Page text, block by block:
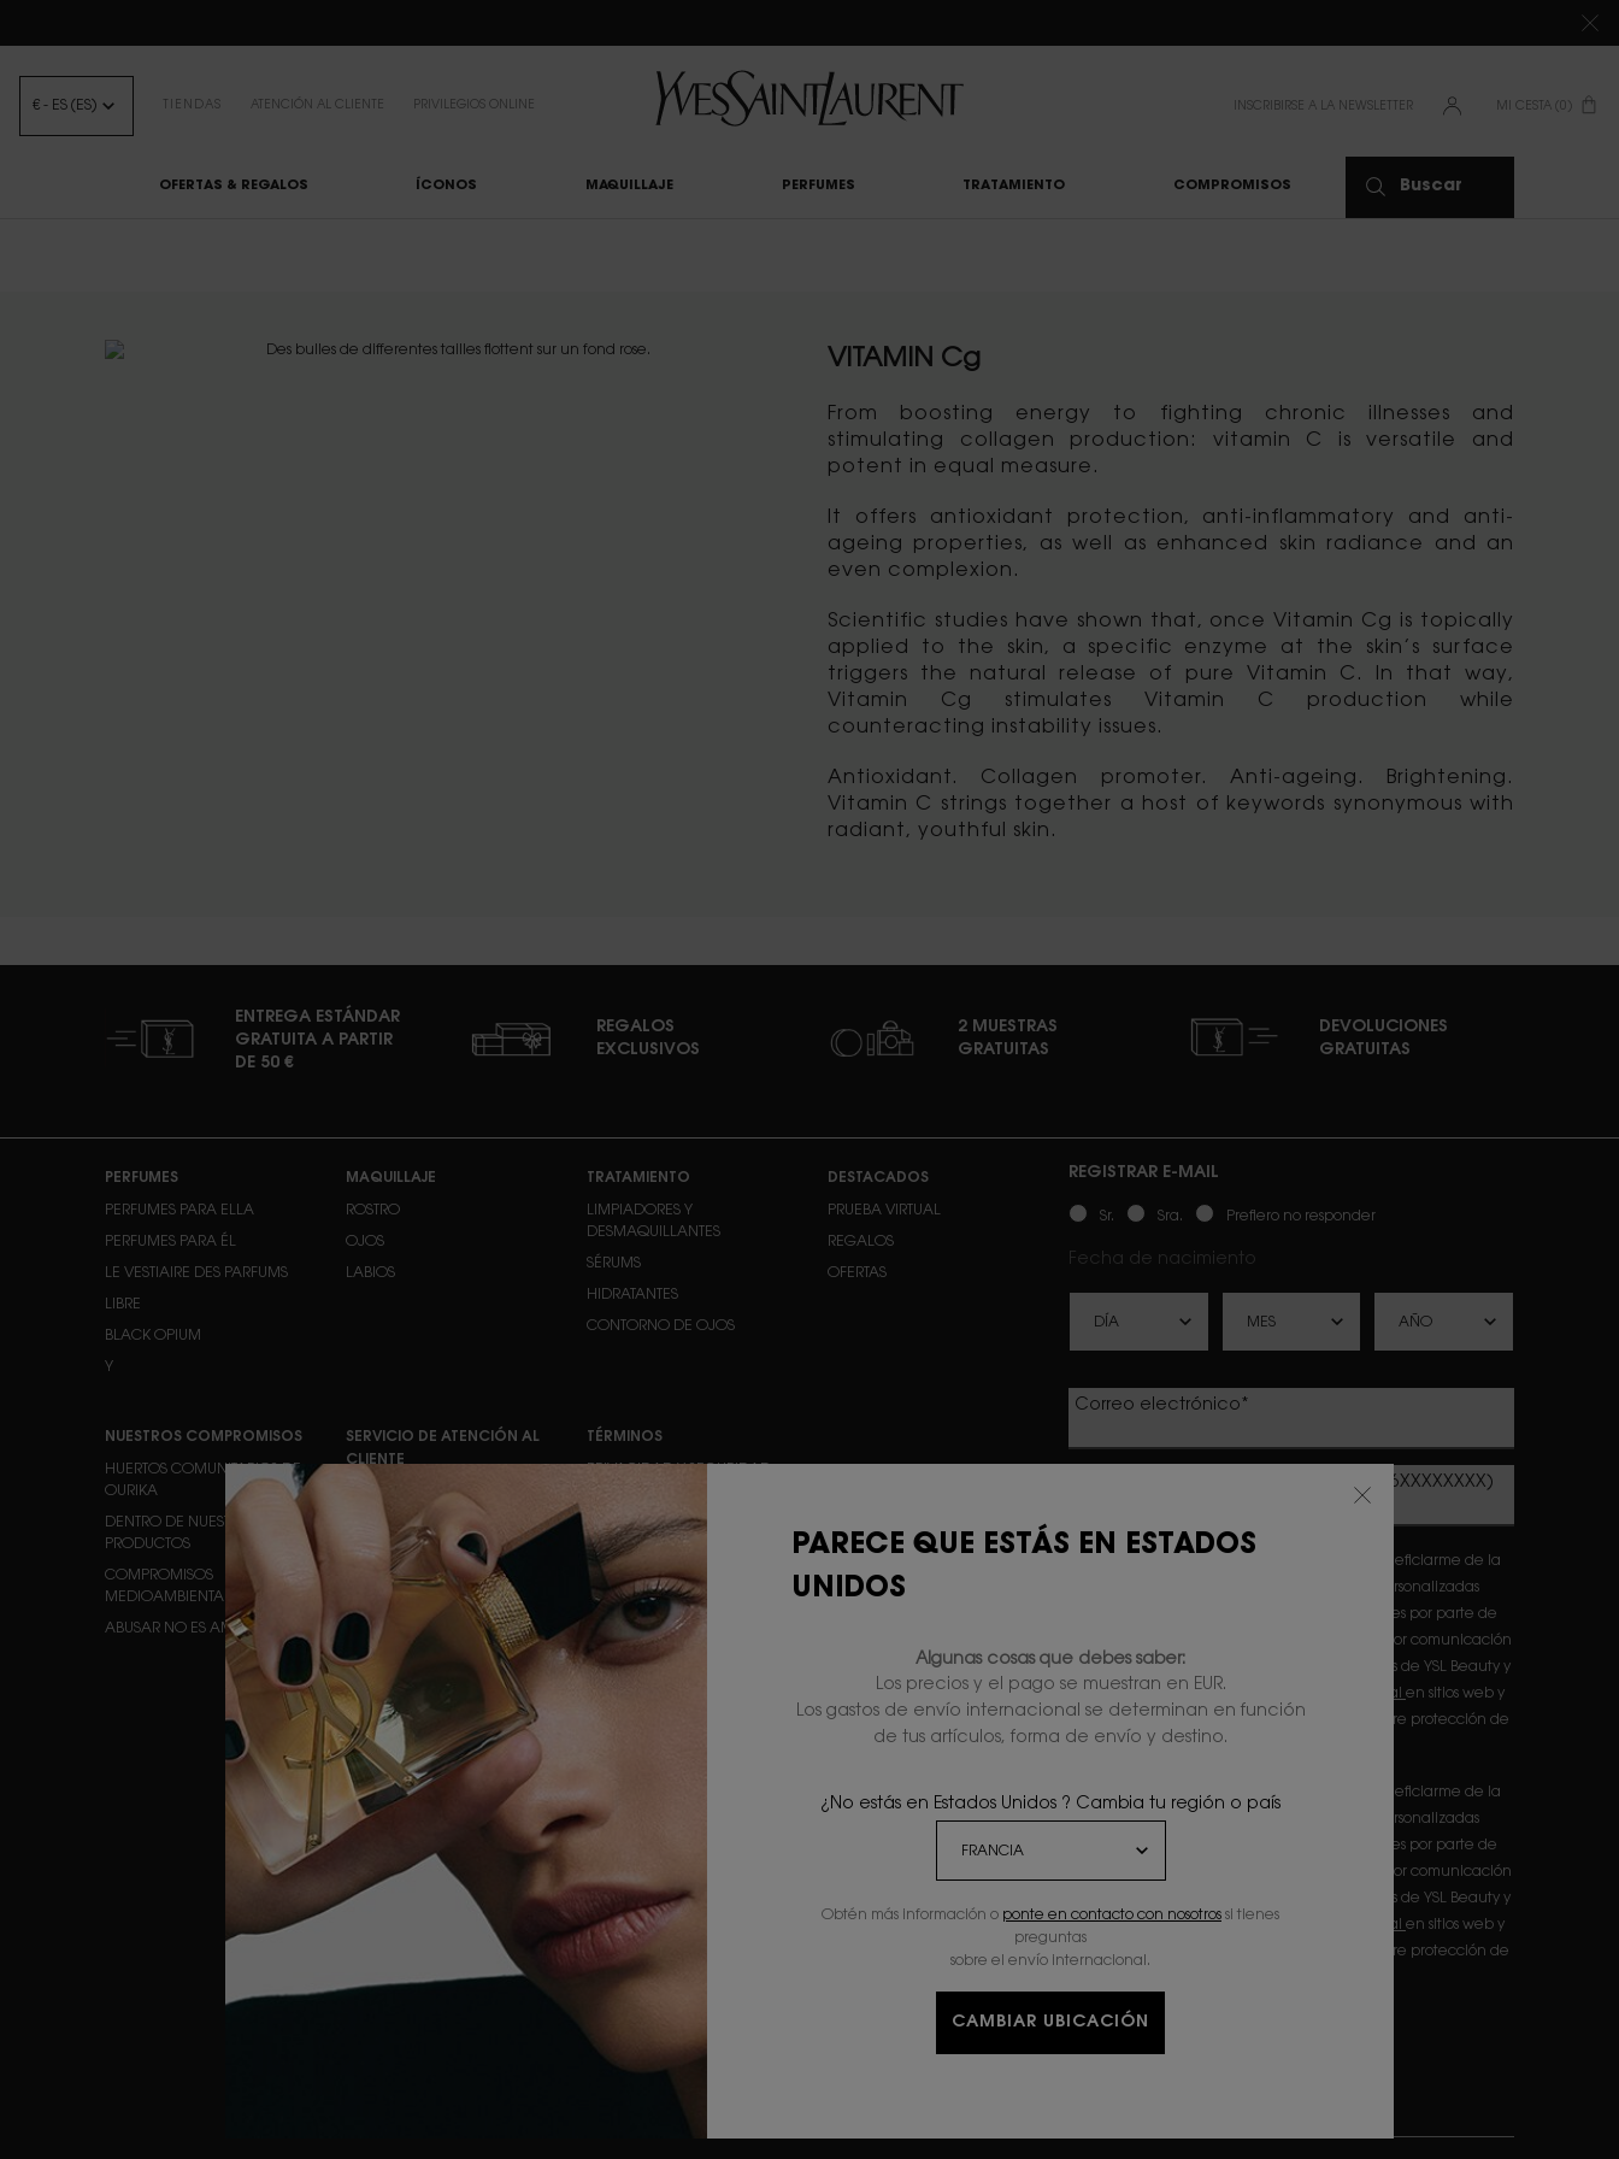
€ - ES (ES) TIENDAS ATENCIÓN AL CLIENTE PRIVILEGIOS ONLINE INSCRIBIRSE A LA NEWSLETTER MI CESTA 0
0 PRODUCTO
OFERTAS & REGALOS ÍCONOS MAQUILLAJE PERFUMES TRATAMIENTO COMPROMISOS Buscar
VITAMIN Cg
From boosting energy to fighting chronic illnesses and
stimulating collagen production: vitamin C is versatile and
potent in equal measure.
It offers antioxidant protection, anti-inflammatory and anti-
ageing properties, as well as enhanced skin radiance and an
even complexion.
Scientific studies have shown that, once Vitamin Cg is topically
applied to the skin, a specific enzyme at the skin’s surface
triggers the natural release of pure Vitamin C. In that way,
Vitamin Cg stimulates Vitamin C production while
counteracting instability issues.
Antioxidant. Collagen promoter. Anti-ageing. Brightening.
Vitamin C strings together a host of keywords synonymous with
radiant, youthful skin.
ENTREGA ESTÁNDAR
GRATUITA A PARTIR
DE 50 €
REGALOS
EXCLUSIVOS
2 MUESTRAS
GRATUITAS
DEVOLUCIONES
GRATUITAS
PERFUMES
PERFUMES PARA ELLA
PERFUMES PARA ÉL
LE VESTIAIRE DES PARFUMS
LIBRE
BLACK OPIUM
Y
MAQUILLAJE
ROSTRO
OJOS
LABIOS
TRATAMIENTO
LIMPIADORES Y
DESMAQUILLANTES
SÉRUMS
HIDRATANTES
CONTORNO DE OJOS
DESTACADOS
PRUEBA VIRTUAL
REGALOS
OFERTAS
NUESTROS COMPROMISOS
HUERTOS COMUNITARIOS DE
OURIKA
DENTRO DE NUESTROS
PRODUCTOS
COMPROMISOS
MEDIOAMBIENTALES
ABUSAR NO ES AMAR
SERVICIO DE ATENCIÓN AL
CLIENTE
CONTACTO
PREGUNTAS FRECUENTES
ESTADO DEL PEDIDO
LOCALIZADOR DE TIENDAS
EMPLEOS
TÉRMINOS
TÉRMINOS GENERALES DE
VENTA
POLÍTICA DE COOKIES
REGISTRAR E-MAIL
Sr.
Sra. Prefiero no responder
Fecha de nacimiento
Correo electrónico *
Número de teléfono móvil (Formato: 6XXXXXXXX)
Declaro que tengo 16 años o más y deseo beneficiarme de la
recepción de comunicaciones comerciales personalizadas
basadas en el perfilado de mis gustos e intereses por parte de
L'Oréal France S.A y L'Oréal España S.A.U.: (i) por comunicación
directa en relación con los productos y servicios de YSL Beauty y
(ii) mediante anuncios de las
marcas de L'Oréal en sitios web y
redes sociales de socios.Información básica sobre protección de
datos
Declaro que tengo 16 años o más y deseo beneficiarme de la
recepción de comunicaciones comerciales personalizadas
basadas en el perfilado de mis gustos e intereses por parte de
L'Oréal France S.A y L'Oréal España S.A.U.: (i) por comunicación
directa en relación con los productos y servicios de YSL Beauty y
(ii) mediante anuncios de las
marcas de L'Oréal en sitios web y
redes sociales de socios.Información básica sobre protección de
PARECE QUE ESTÁS EN ESTADOS
UNIDOS
Algunas cosas que debes saber:
Los precios y el pago se muestran en EUR.
Los gastos de envío internacional se determinan en función
de tus artículos, forma de envío y destino.
¿No estás en Estados Unidos ? Cambia tu región o país
Obtén más información o ponte en contacto con nosotros si tienes
preguntas
sobre el envío internacional.
CAMBIAR UBICACIÓN